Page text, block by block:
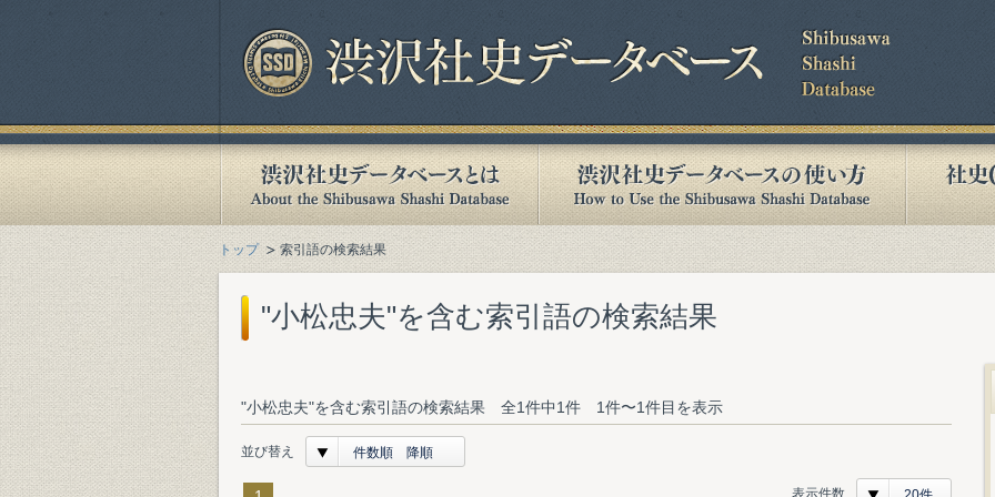
トップ 索引語の検索結果
"小松忠夫"を含む索引語の検索結果
"小松忠夫"を含む索引語の検索結果 全1件中1件 1件〜1件目を表示
並び替え 件数順 降順
表示件数